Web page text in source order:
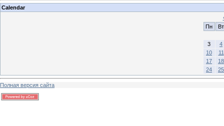
Calendar
Пн
Вт
3
4
10
11
17
18
24
25
Полная версия сайта